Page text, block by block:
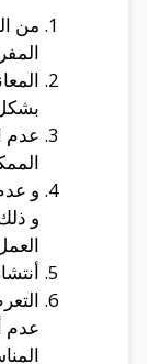
من
عدم
و
و
عدم